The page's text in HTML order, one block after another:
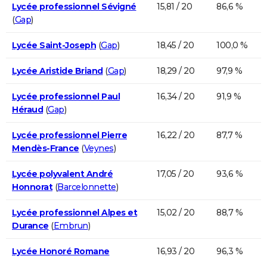
Lycée professionnel Sévigné
(Gap)
15,81 / 20 86,6 %
Lycée Saint-Joseph (Gap) 18,45 / 20 100,0 %
Lycée Aristide Briand(Gap) 18,29 / 20 97,9 %
Lycée professionnel Paul
Héraud(Gap)
16,34 / 20 91,9 %
Lycée professionnel Pierre
Mendès-France (Veynes)
16,22 / 20 87,7 %
Lycée polyvalent André
Honnorat(Barcelonnette)
17,05 / 20 93,6 %
Lycée professionnel Alpes et
Durance (Embrun)
15,02 / 20 88,7 %
Lycée Honoré Romane
16,93 / 20 96,3 %